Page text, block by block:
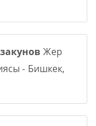
Жер
- Бишкек,